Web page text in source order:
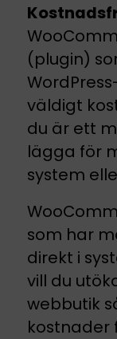
(plugin)
väldigt
du är ett
lägga för
system
som har
direkt i
vill du
webbutik
kostnader